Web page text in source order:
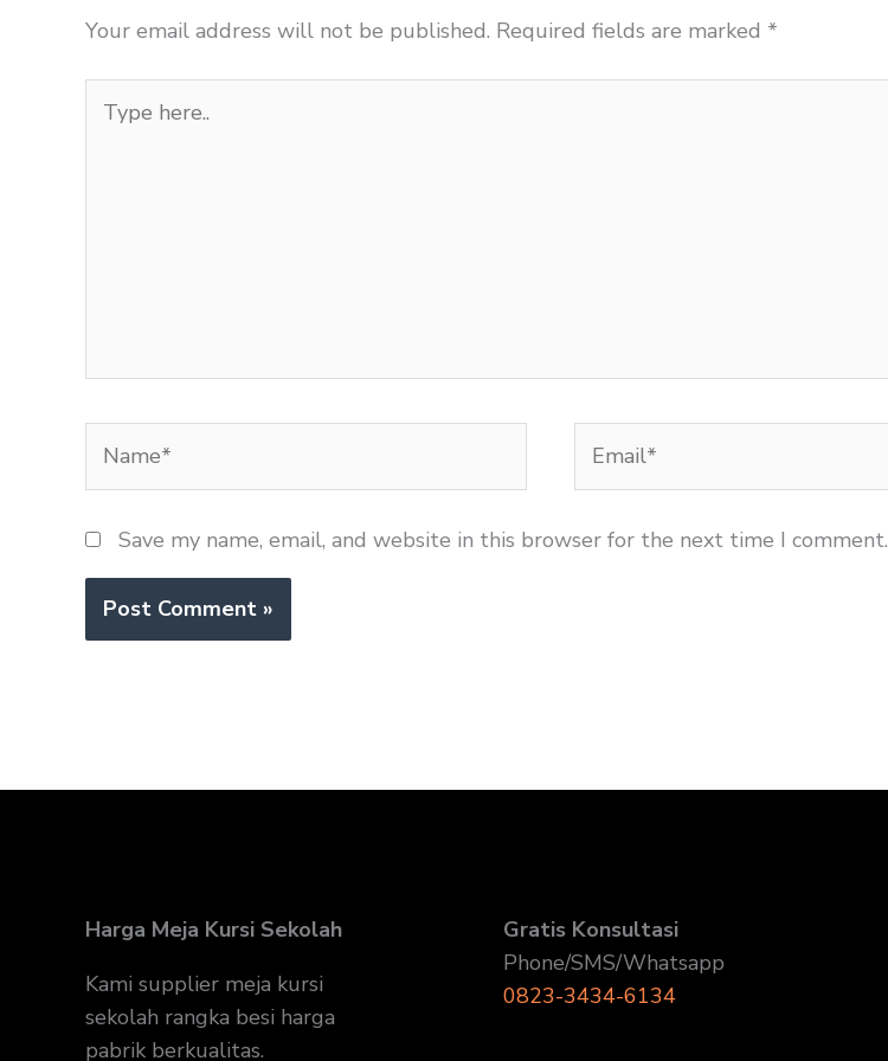
Your email address will not be published. Required fields are marked *
here..
Save my name, email, and website in this browser for the next time I comment.
Harga Meja Kursi Sekolah
Kami supplier meja kursi
sekolah rangka besi harga
pabrik berkualitas.
Gratis Konsultasi
Phone/SMS/Whatsapp
0823-3434-6134